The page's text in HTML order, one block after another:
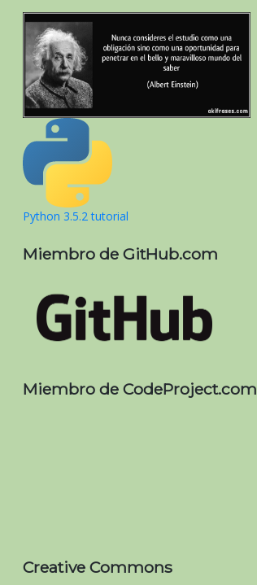
Python 3.5.2 tutorial
Miembro de GitHub.com
Miembro de CodeProject.com
Creative Commons